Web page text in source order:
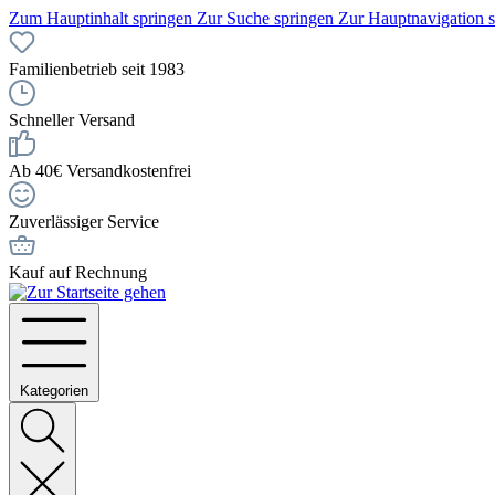
Zum Hauptinhalt springen Zur Suche springen Zur Hauptnavigation
Familienbetrieb seit 1983
Schneller Versand
Ab 40€ Versandkostenfrei
Zuverlässiger Service
Kauf auf Rechnung
Kategorien